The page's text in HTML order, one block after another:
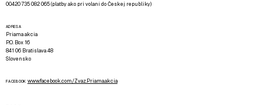
00420 735 082 065 (platby ako pri volaní do Českej republiky)
ADRESA
Priama akcia
P.O. Box 16
841 06 Bratislava 48
Slovensko
FACEBOOK www.facebook.com/Zvaz.Priama.akcia